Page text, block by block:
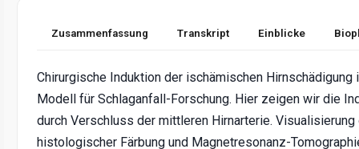
Zusammenfassung Transkript Einblicke
Chirurgische Induktion der ischämischen
Modell für Schlaganfall-Forschung. Hier zeigen wir die
durch Verschluss der mittleren Hirnarterie.
histologischer Färbung und Magnetresonanz-